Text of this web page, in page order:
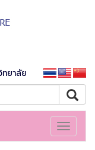
ทยาลัย
Toggle